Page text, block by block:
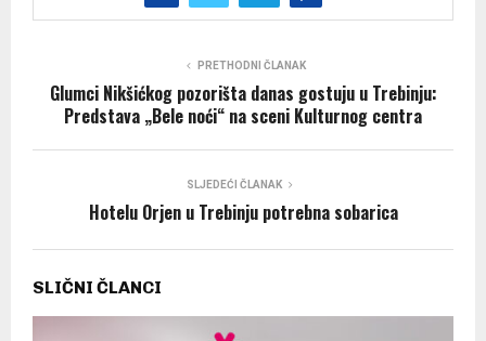
PRETHODNI ČLANAK
Glumci Nikšićkog pozorišta danas gostuju u Trebinju:
Predstava „Bele noći“ na sceni Kulturnog centra
SLJEDEĆI ČLANAK
Hotelu Orjen u Trebinju potrebna sobarica
SLIČNI ČLANCI